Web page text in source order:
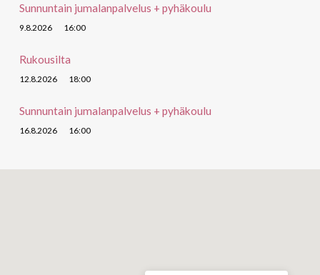
Sunnuntain jumalanpalvelus + pyhäkoulu
9.8.2026 16:00
Rukousilta
12.8.2026 18:00
Sunnuntain jumalanpalvelus + pyhäkoulu
16.8.2026 16:00